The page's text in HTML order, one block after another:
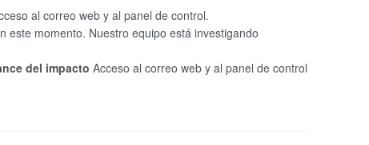
al correo web y al panel de control.
este momento. Nuestro equipo está investigando
del impacto Acceso al correo web y al panel de control